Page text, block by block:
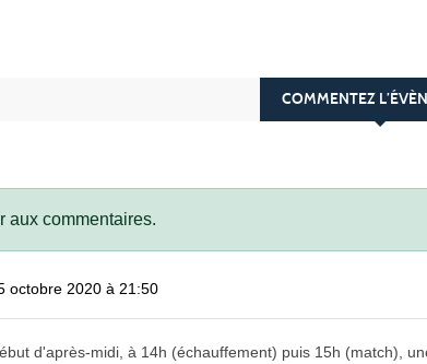
COMMENTEZ
aux commentaires.
octobre 2020 à 21:50
d'après-midi, à 14h (échauffement) puis 15h (match),